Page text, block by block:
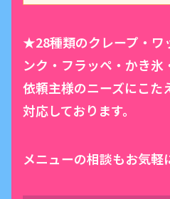
★28種類のクレープ・ワ
ンク・フラッペ・かき
依頼主様のニーズにこた
対応しております。
メニューの相談もお気軽